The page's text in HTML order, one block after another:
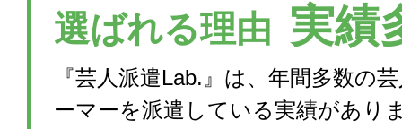
選ばれる理由 実績
『芸人派遣Lab.』は、年間多数の
ーマーを派遣している実績があり